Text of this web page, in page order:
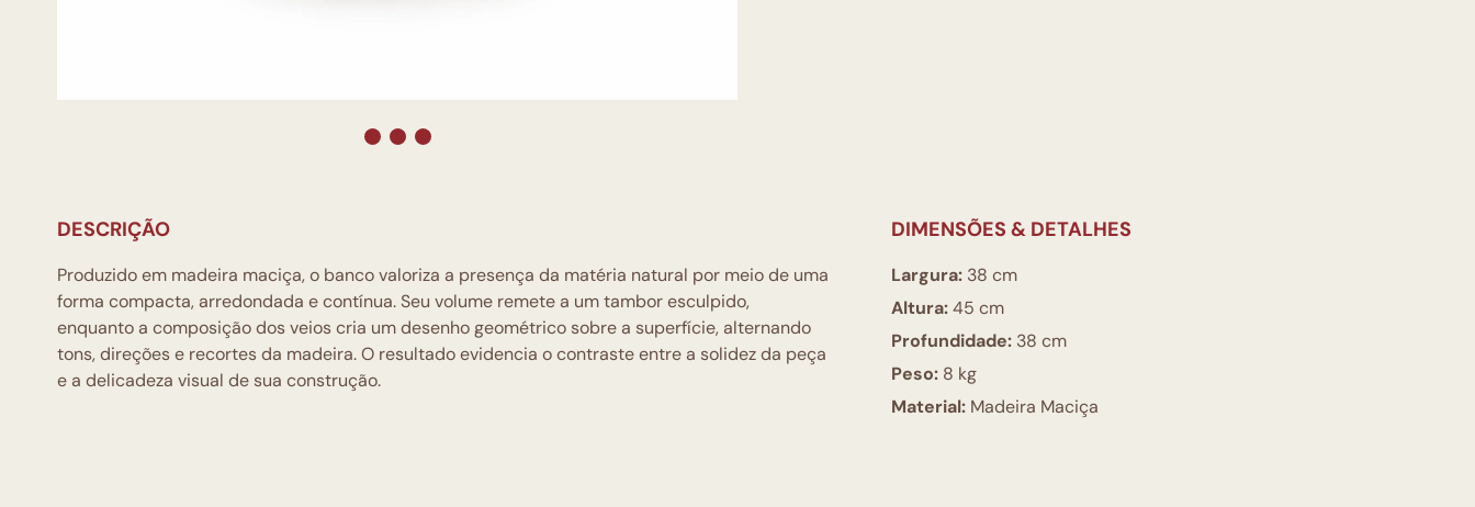
DESCRIÇÃO
Produzido em madeira maciça, o banco valoriza a presença da matéria natural por meio de uma
forma compacta, arredondada e contínua. Seu volume remete a um tambor esculpido,
enquanto a composição dos veios cria um desenho geométrico sobre a superfície, alternando
tons, direções e recortes da madeira. O resultado evidencia o contraste entre a solidez da peça
e a delicadeza visual de sua construção.
DIMENSÕES & DETALHES
Largura: 38 cm
Altura:45 cm
Profundidade: 38 cm
Peso: 8 kg
Material: Madeira Maciça